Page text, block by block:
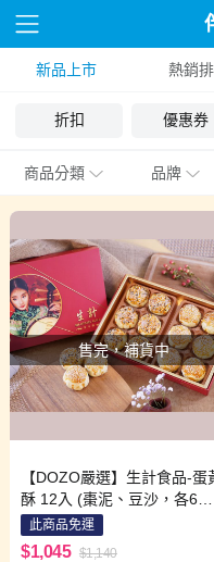
新品上市 熱銷
折扣 優惠券
商品分類 品牌
售完，補貨中
【DOZO嚴選】生計食品-蛋
酥 12入 (棗泥、豆沙，各6入)
(限配送台北市)
此商品免運
$1,045 $1,140